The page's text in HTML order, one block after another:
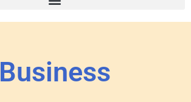
Business